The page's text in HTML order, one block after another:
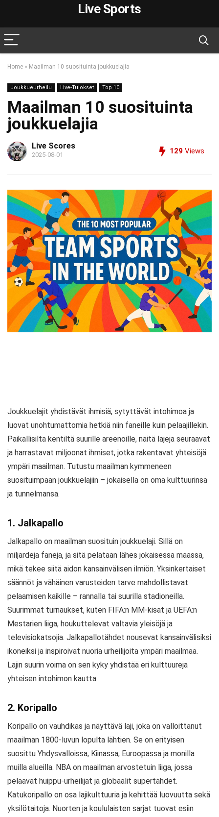
Live Sports
Home » Maailman 10 suosituinta joukkuelajia
Joukkueurheilu Live-Tulokset Top 10
Maailman 10 suosituinta
joukkuelajia
Live Scores
2025-08-01 129 Views
Joukkuelajit yhdistävät ihmisiä, sytyttävät intohimoa ja
luovat unohtumattomia hetkiä niin faneille kuin pelaajillekin.
Paikallisilta kentiltä suurille areenoille, näitä lajeja seuraavat
ja harrastavat miljoonat ihmiset, jotka rakentavat yhteisöjä
ympäri maailman. Tutustu maailman kymmeneen
suosituimpaan joukkuelajiin – jokaisella on oma kulttuurinsa
ja tunnelmansa.
1. Jalkapallo
Jalkapallo on maailman suosituin joukkuelaji. Sillä on
miljardeja faneja, ja sitä pelataan lähes jokaisessa maassa,
mikä tekee siitä aidon kansainvälisen ilmiön. Yksinkertaiset
säännöt ja vähäinen varusteiden tarve mahdollistavat
pelaamisen kaikille – rannalla tai suurilla stadioneilla.
Suurimmat turnaukset, kuten FIFA:n MM-kisat ja UEFA:n
Mestarien liiga, houkuttelevat valtavia yleisöjä ja
televisiokatsojia. Jalkapallotähdet nousevat kansainvälisiksi
ikoneiksi ja inspiroivat nuoria urheilijoita ympäri maailmaa.
Lajin suurin voima on sen kyky yhdistää eri kulttuureja
yhteisen intohimon kautta.
2. Koripallo
Koripallo on vauhdikas ja näyttävä laji, joka on valloittanut
maailman 1800-luvun lopulta lähtien. Se on erityisen
suosittu Yhdysvalloissa, Kiinassa, Euroopassa ja monilla
muilla alueilla. NBA on maailman arvostetuin liiga, jossa
pelaavat huippu-urheilijat ja globaalit supertähdet.
Katukoripallo on osa lajikulttuuria ja kehittää luovuutta sekä
yksilötaitoja. Nuorten ja koululaisten sarjat tuovat esiin